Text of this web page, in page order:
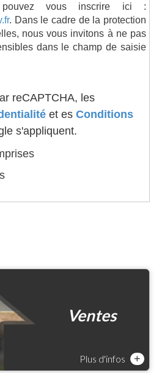
vous inscrire ici :
. Dans le cadre de la protection
nous vous invitons à ne pas
dans le champ de saisie
reCAPTCHA, les
et es Conditions
s'appliquent.
Ventes
Plus d'infos +